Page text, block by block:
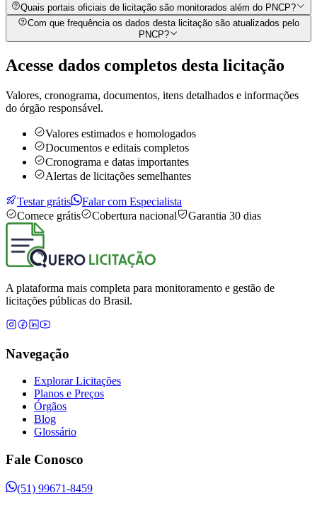
Quais portais oficiais de licitação são monitorados além do PNCP?
Com que frequência os dados desta licitação são atualizados pelo
PNCP?
Acesse dados completos desta licitação
Valores, cronograma, documentos, itens detalhados e informações
do órgão responsável.
Valores estimados e homologados
Documentos e editais completos
Cronograma e datas importantes
Alertas de licitações semelhantes
Testar grátis
Falar com Especialista
Comece grátis
Cobertura nacional Garantia 30 dias
A plataforma mais completa para monitoramento e gestão de
licitações públicas do Brasil.
Navegação
Explorar Licitações
Planos e Preços
Órgãos
Blog
Glossário
Fale Conosco
(51) 99671-8459